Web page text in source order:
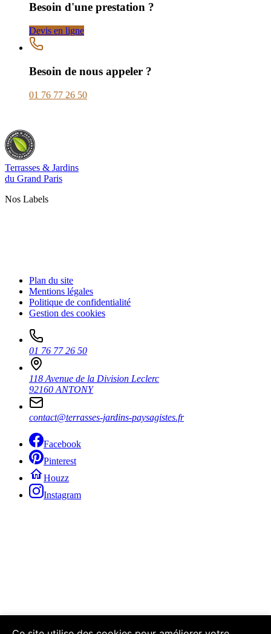
Besoin d'une prestation ?
Devis en ligne
Besoin de nous appeler ?
01 76 77 26 50
Terrasses & Jardins
du Grand Paris
Nos Labels
Plan du site
Mentions légales
Politique de confidentialité
Gestion des cookies
01 76 77 26 50
118 Avenue de la Division Leclerc
92160 ANTONY
contact@terrasses-jardins-paysagistes.fr
Facebook
Pinterest
Houzz
Instagram